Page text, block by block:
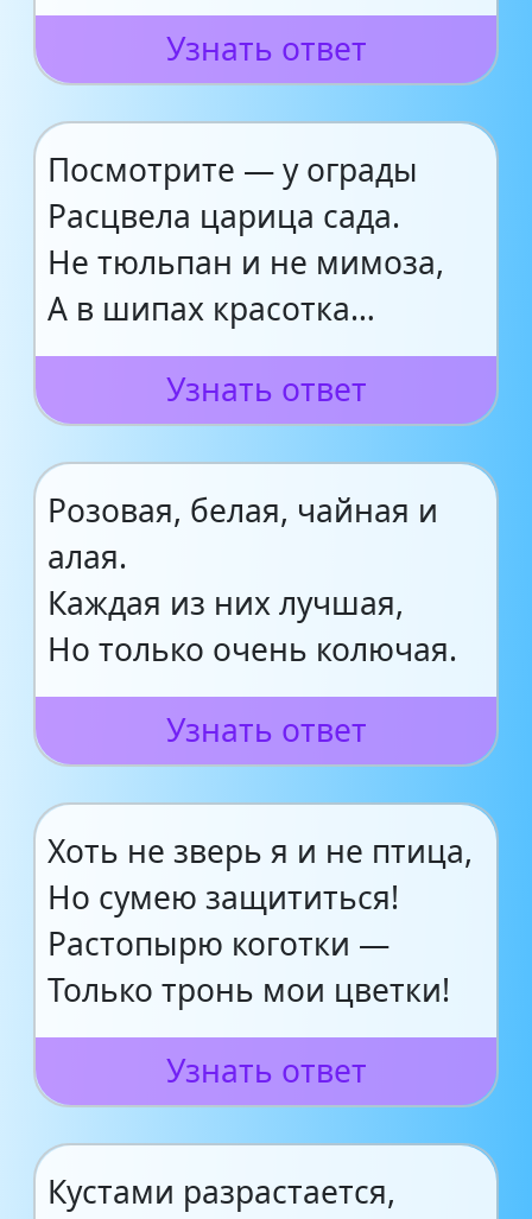
Узнать ответ
Посмотрите — у ограды
Расцвела царица сада.
Не тюльпан и не мимоза,
А в шипах красотка…
Узнать ответ
Розовая, белая, чайная и
алая.
Каждая из них лучшая,
Но только очень колючая.
Узнать ответ
Хоть не зверь я и не птица,
Но сумею защититься!
Растопырю коготки —
Только тронь мои цветки!
Узнать ответ
Кустами разрастается,